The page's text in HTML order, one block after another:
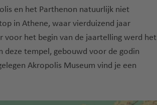
en het Parthenon natuurlijk niet
in Athene, waar vierduizend jaar
voor het begin van de jaartelling werd het
deze tempel, gebouwd voor de godin
Akropolis Museum vind je een